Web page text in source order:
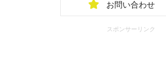
お問い合わせ
スポンサーリンク